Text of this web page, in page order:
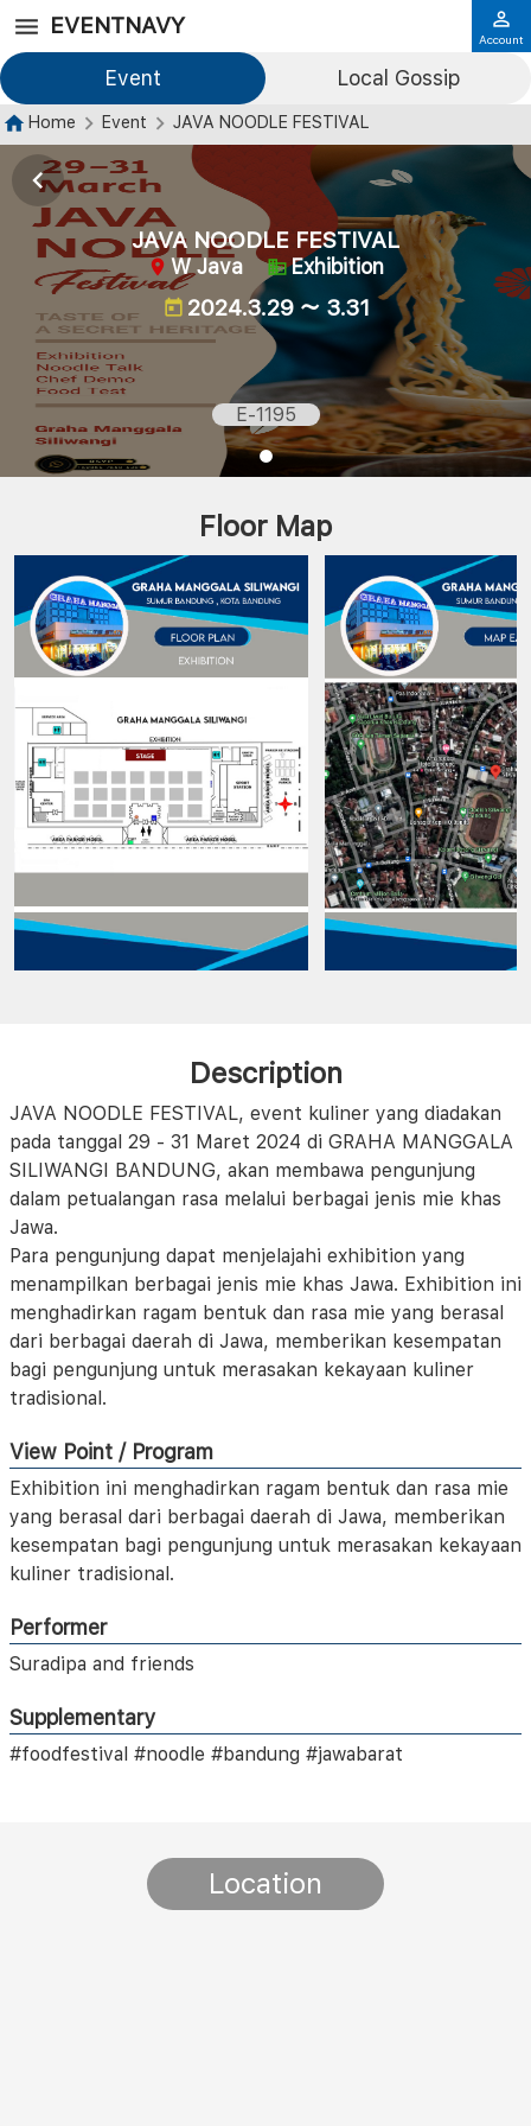
EVENTNAVY
Event Local Gossip
Account
Home Event JAVA NOODLE FESTIVAL
JAVA NOODLE FESTIVAL
W Java Exhibition
2024.3.29 ～ 3.31
E-1195
Floor Map
Description
JAVA NOODLE FESTIVAL, event kuliner yang diadakan
pada tanggal 29 - 31 Maret 2024 di GRAHA MANGGALA
SILIWANGI BANDUNG, akan membawa pengunjung
dalam petualangan rasa melalui berbagai jenis mie khas
Jawa.
Para pengunjung dapat menjelajahi exhibition yang
menampilkan berbagai jenis mie khas Jawa. Exhibition ini
menghadirkan ragam bentuk dan rasa mie yang berasal
dari berbagai daerah di Jawa, memberikan kesempatan
bagi pengunjung untuk merasakan kekayaan kuliner
tradisional.
View Point / Program
Exhibition ini menghadirkan ragam bentuk dan rasa mie
yang berasal dari berbagai daerah di Jawa, memberikan
kesempatan bagi pengunjung untuk merasakan kekayaan
kuliner tradisional.
Performer
Suradipa and friends
Supplementary
#foodfestival #noodle #bandung #jawabarat
Location